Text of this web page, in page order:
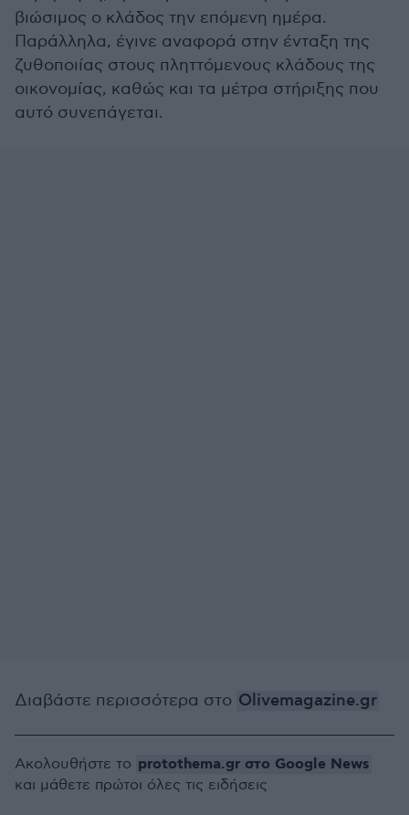
βιώσιμος ο κλάδος την επόμενη ημέρα.
Παράλληλα, έγινε αναφορά στην ένταξη της
ζυθοποιίας στους πληττόμενους κλάδους της
οικονομίας, καθώς και τα μέτρα στήριξης που
αυτό συνεπάγεται.
Διαβάστε περισσότερα στο Olivemagazine.gr
Ακολουθήστε το protothema.gr στο Google News
και μάθετε πρώτοι όλες τις ειδήσεις